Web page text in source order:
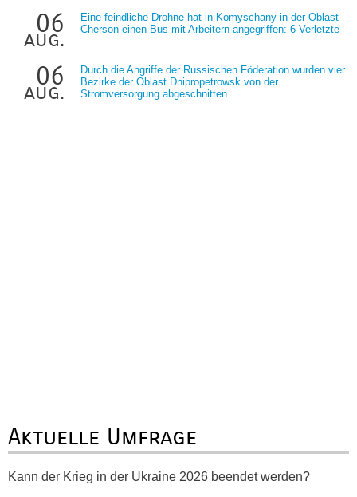
06
aug.
Eine feindliche Drohne hat in Komyschany in der Oblast
Cherson einen Bus mit Arbeitern angegriffen: 6 Verletzte
06
aug.
Durch die Angriffe der Russischen Föderation wurden vier
Bezirke der Oblast Dnipropetrowsk von der
Stromversorgung abgeschnitten
Aktuelle Umfrage
Kann der Krieg in der Ukraine 2026 beendet werden?